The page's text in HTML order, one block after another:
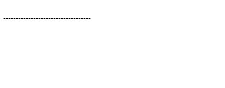
-----------------------------------